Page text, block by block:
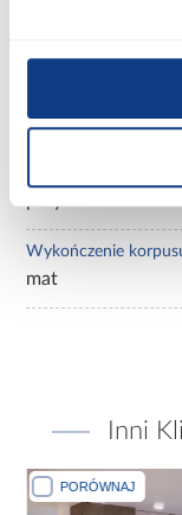
2-drzwiowa
Wykończenie
mat
Inni
PORÓWNAJ